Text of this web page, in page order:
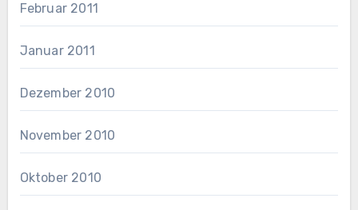
Februar 2011
Januar 2011
Dezember 2010
November 2010
Oktober 2010